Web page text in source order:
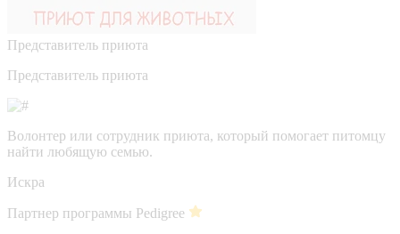
Представитель приюта
Представитель приюта
Волонтер или сотрудник приюта, который помогает питомцу
найти любящую семью.
Искра
Партнер программы Pedigree